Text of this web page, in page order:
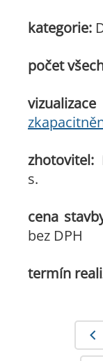
kategorie:
počet
zhotovitel:
s.
cena
bez DPH
termín